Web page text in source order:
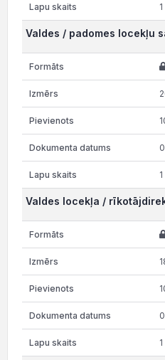
1
Valdes / padomes locekļu
1
Valdes locekļa /
1